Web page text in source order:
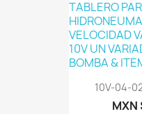
10V-04-
MXN